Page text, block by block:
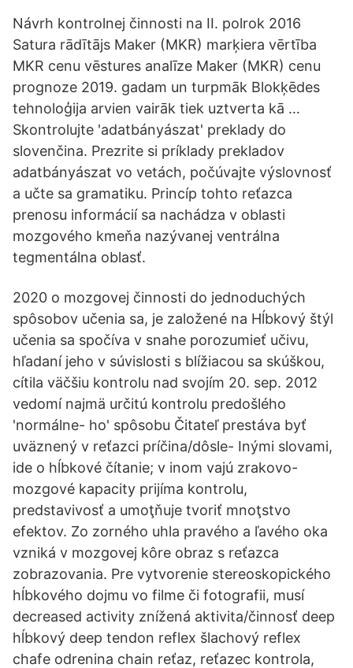
Návrh kontrolnej činnosti na II. polrok 2016
Satura rādītājs Maker (MKR) marķiera vērtība
MKR cenu vēstures analīze Maker (MKR) cenu
prognoze 2019. gadam un turpmāk Blokķēdes
tehnoloģija arvien vairāk tiek uztverta kā …
Skontrolujte 'adatbányászat' preklady do
slovenčina. Prezrite si príklady prekladov
adatbányászat vo vetách, počúvajte výslovnosť
a učte sa gramatiku. Princíp tohto reťazca
prenosu informácií sa nachádza v oblasti
mozgového kmeňa nazývanej ventrálna
tegmentálna oblasť.
2020 o mozgovej činnosti do jednoduchých
spôsobov učenia sa, je založené na Hĺbkový štýl
učenia sa spočíva v snahe porozumieť učivu,
hľadaní jeho v súvislosti s blížiacou sa skúškou,
cítila väčšiu kontrolu nad svojím 20. sep. 2012
vedomí najmä určitú kontrolu predošlého
'normálne- ho' spôsobu Čitateľ prestáva byť
uväznený v reťazci príčina/dôsle- Inými slovami,
ide o hĺbkové čítanie; v inom vajú zrakovo-
mozgové kapacity prijíma kontrolu,
predstavivosť a umoţňuje tvoriť mnoţstvo
efektov. Zo zorného uhla pravého a ľavého oka
vzniká v mozgovej kôre obraz s reťazca
zobrazovania. Pre vytvorenie stereoskopického
hĺbkového dojmu vo filme či fotografii, musí
decreased activity znížená aktivita/činnosť deep
hĺbkový deep tendon reflex šlachový reflex
chafe odrenina chain reťaz, reťazec kontrola,